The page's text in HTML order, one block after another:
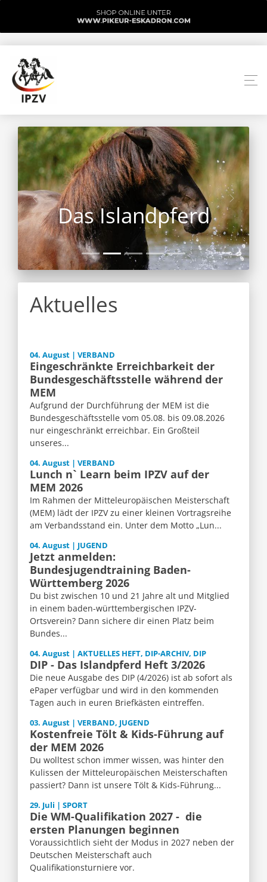
Das Islandpferd
Aktuelles
04. August | VERBAND
Eingeschränkte Erreichbarkeit der
Bundesgeschäftsstelle während der
MEM
Aufgrund der Durchführung der MEM ist die
Bundesgeschäftsstelle vom 05.08. bis 09.08.2026
nur eingeschränkt erreichbar. Ein Großteil
unseres...
04. August | VERBAND
Lunch n` Learn beim IPZV auf der
MEM 2026
Im Rahmen der Mitteleuropäischen Meisterschaft
(MEM) lädt der IPZV zu einer kleinen Vortragsreihe
am Verbandsstand ein. Unter dem Motto „Lun...
04. August | JUGEND
Jetzt anmelden:
Bundesjugendtraining Baden-
Württemberg 2026
Du bist zwischen 10 und 21 Jahre alt und Mitglied
in einem baden-württembergischen IPZV-
Ortsverein? Dann sichere dir einen Platz beim
Bundes...
04. August | AKTUELLES HEFT, DIP-ARCHIV, DIP
DIP - Das Islandpferd Heft 3/2026
Die neue Ausgabe des DIP (4/2026) ist ab sofort als
ePaper verfügbar und wird in den kommenden
Tagen auch in euren Briefkästen eintreffen.
03. August | VERBAND, JUGEND
Kostenfreie Tölt & Kids-Führung auf
der MEM 2026
Du wolltest schon immer wissen, was hinter den
Kulissen der Mitteleuropäischen Meisterschaften
passiert? Dann ist unsere Tölt & Kids-Führung...
29. Juli | SPORT
Die WM-Qualifikation 2027 - die
ersten Planungen beginnen
Voraussichtlich sieht der Modus in 2027 neben der
Deutschen Meisterschaft auch
Qualifikationsturniere vor.